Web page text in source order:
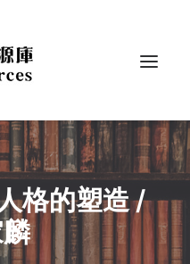
格的塑造 /